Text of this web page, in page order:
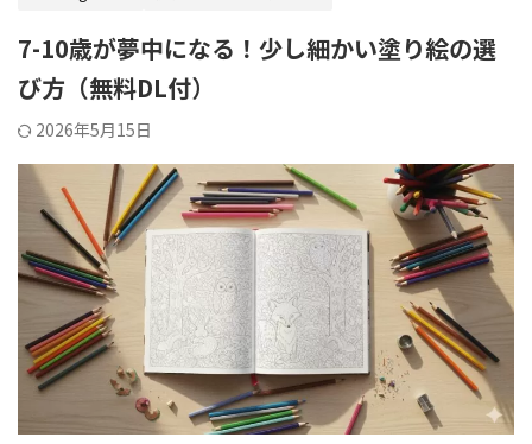
7-10歳が夢中になる！少し細かい塗り絵の選
び方（無料DL付）
2026年5月15日